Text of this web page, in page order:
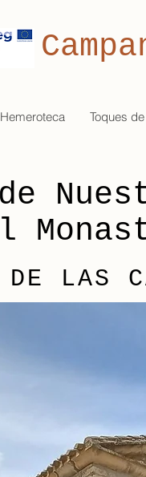
Hemeroteca Toques
DE LAS